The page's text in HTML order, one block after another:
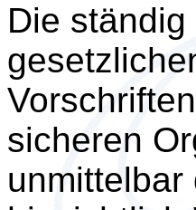
Die
sicheren
unmittelbar